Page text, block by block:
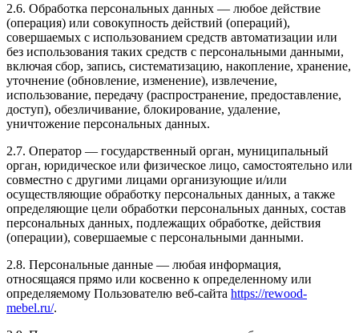
2.6. Обработка персональных данных — любое действие
(операция) или совокупность действий (операций),
совершаемых с использованием средств автоматизации или
без использования таких средств с персональными данными,
включая сбор, запись, систематизацию, накопление, хранение,
уточнение (обновление, изменение), извлечение,
использование, передачу (распространение, предоставление,
доступ), обезличивание, блокирование, удаление,
уничтожение персональных данных.
2.7. Оператор — государственный орган, муниципальный
орган, юридическое или физическое лицо, самостоятельно или
совместно с другими лицами организующие и/или
осуществляющие обработку персональных данных, а также
определяющие цели обработки персональных данных, состав
персональных данных, подлежащих обработке, действия
(операции), совершаемые с персональными данными.
2.8. Персональные данные — любая информация,
относящаяся прямо или косвенно к определенному или
определяемому Пользователю веб-сайта https://rewood-
mebel.ru/.